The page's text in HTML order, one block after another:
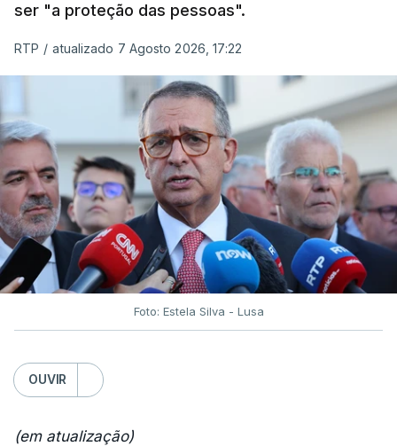
ser "a proteção das pessoas".
RTP / atualizado 7 Agosto 2026, 17:22
Foto: Estela Silva - Lusa
OUVIR
(em atualização)